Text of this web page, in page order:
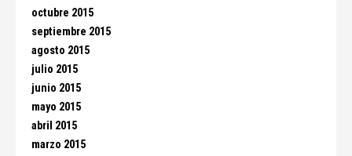
octubre 2015
septiembre 2015
agosto 2015
julio 2015
junio 2015
mayo 2015
abril 2015
marzo 2015